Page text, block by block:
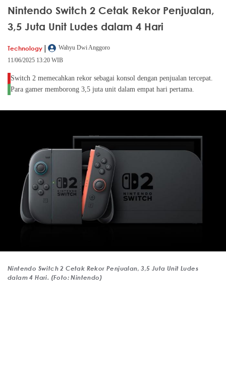
Nintendo Switch 2 Cetak Rekor Penjualan,
3,5 Juta Unit Ludes dalam 4 Hari
Technology |
Wahyu Dwi Anggoro
11/06/2025 13:20 WIB
Switch 2 memecahkan rekor sebagai konsol dengan penjualan tercepat.
Para gamer memborong 3,5 juta unit dalam empat hari pertama.
Nintendo Switch 2 Cetak Rekor Penjualan, 3,5 Juta Unit Ludes
dalam 4 Hari. (Foto: Nintendo)